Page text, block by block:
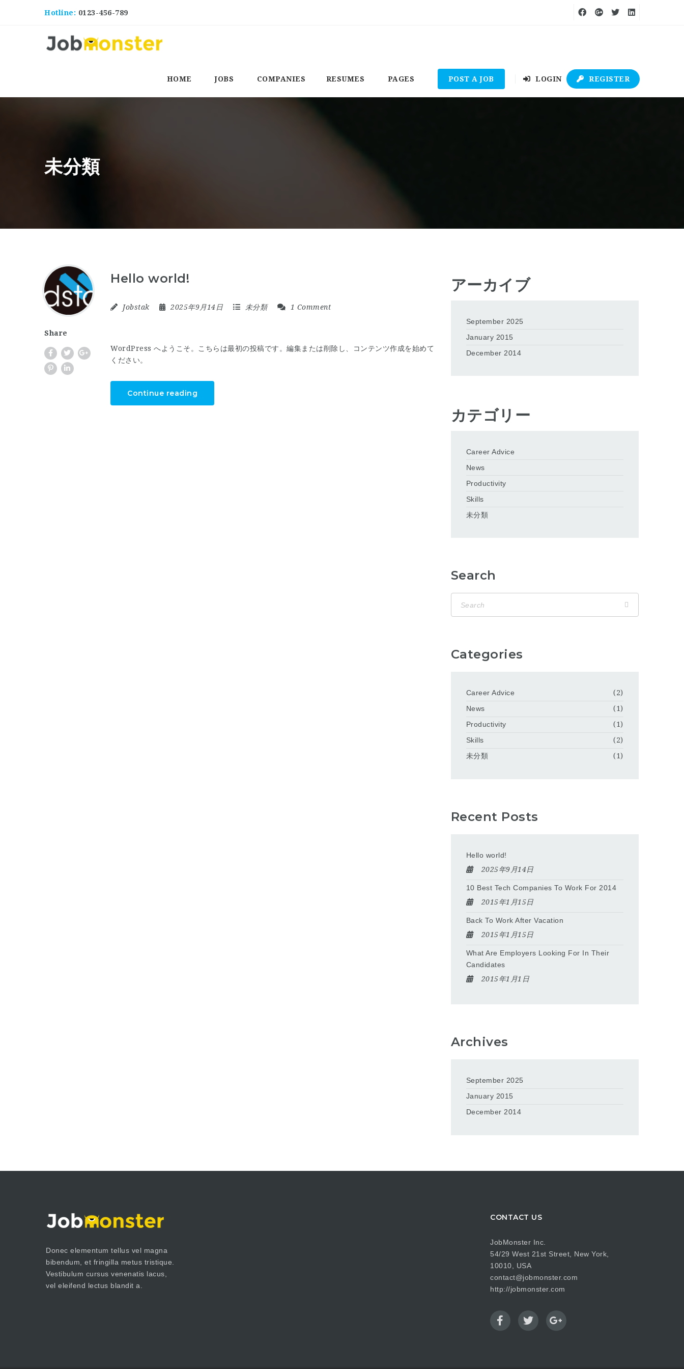
Hotline: 0123-456-789
HOME JOBS COMPANIES RESUMES PAGES POST A JOB LOGIN REGISTER
未分類
Share
Hello world!
Jobstak 2025年9月14日 未分類 1 Comment
WordPress へようこそ。こちらは最初の投稿です。編集または削除し、コンテンツ作成を始めて
ください。
Continue reading
アーカイブ
September 2025
January 2015
December 2014
カテゴリー
Career Advice
News
Productivity
Skills
未分類
Search
Categories
Career Advice
(2)
News
(1)
Productivity
(1)
Skills
(2)
未分類
(1)
Recent Posts
Hello world!
2025年9月14日
10 Best Tech Companies To Work For 2014
2015年1月15日
Back To Work After Vacation
2015年1月15日
What Are Employers Looking For In Their
Candidates
2015年1月1日
Archives
September 2025
January 2015
December 2014
Donec elementum tellus vel magna
bibendum, et fringilla metus tristique.
Vestibulum cursus venenatis lacus,
vel eleifend lectus blandit a.
CONTACT US
JobMonster Inc.
54/29 West 21st Street, New York,
10010, USA
contact@jobmonster.com
http://jobmonster.com